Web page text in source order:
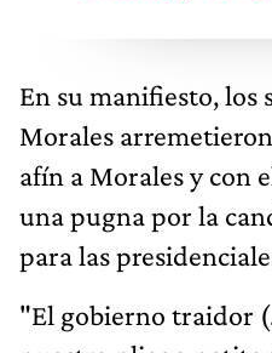
En su manifiesto, los
Morales
afín a Morales y con
una pugna por la
para las
"El gobierno traidor